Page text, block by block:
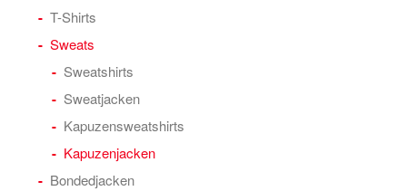
T-Shirts
Sweats
Sweatshirts
Sweatjacken
Kapuzensweatshirts
Kapuzenjacken
Bondedjacken